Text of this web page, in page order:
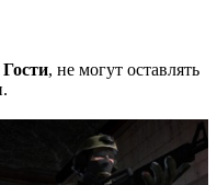
Гости, не могут оставлять